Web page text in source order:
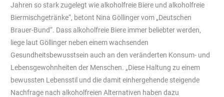
Jahren so stark zugelegt wie alkoholfreie Biere und alkoholfreie
Biermischgetränke“, betont Nina Göllinger vom „Deutschen
Brauer-Bund“. Dass alkoholfreie Biere immer beliebter werden,
liege laut Göllinger neben einem wachsenden
Gesundheitsbewusstsein auch an den veränderten Konsum- und
Lebensgewohnheiten der Menschen. „Diese Haltung zu einem
bewussten Lebensstil und die damit einhergehende steigende
Nachfrage nach alkoholfreien Alternativen haben dazu